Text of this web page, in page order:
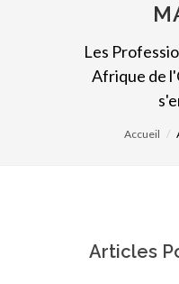
Les
Afrique de
Accueil
Articles